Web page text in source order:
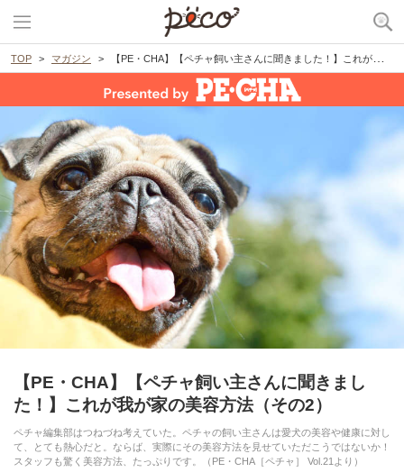
TOP マガジン 【PE・CHA】【ペチャ飼い主さんに聞きました！】これが我が家の美容方法（その2）
【PE・CHA】【ペチャ飼い主さんに聞きまし
た！】これが我が家の美容方法（その2）
ペチャ編集部はつねづね考えていた。ペチャの飼い主さんは愛犬の美容や健康に対し
て、とても熱心だと。ならば、実際にその美容方法を見せていただこうではないか！
スタッフも驚く美容方法、たっぷりです。（PE・CHA［ペチャ］ Vol.21より）